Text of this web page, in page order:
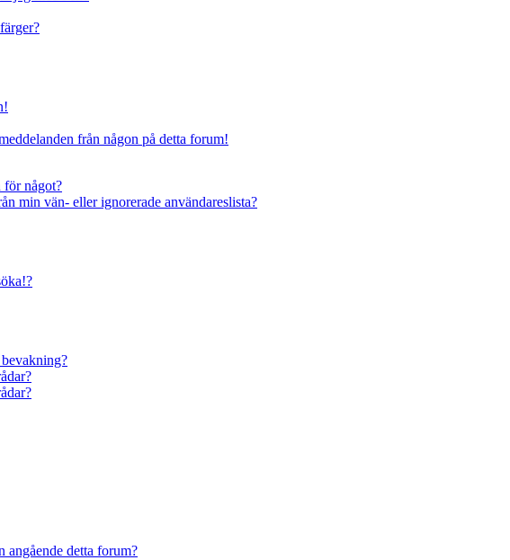
från någon på detta forum!
för något?
min vän- eller ignorerade användareslista?
angående detta forum?